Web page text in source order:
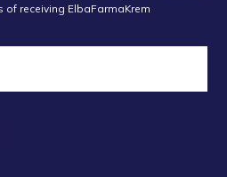
receiving ElbaFarmaKrem